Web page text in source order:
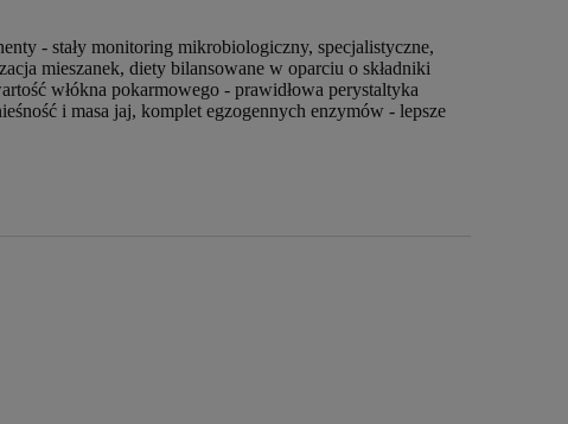
- stały monitoring mikrobiologiczny, specjalistyczne,
mieszanek, diety bilansowane w oparciu o składniki
włókna pokarmowego - prawidłowa perystaltyka
i masa jaj, komplet egzogennych enzymów - lepsze